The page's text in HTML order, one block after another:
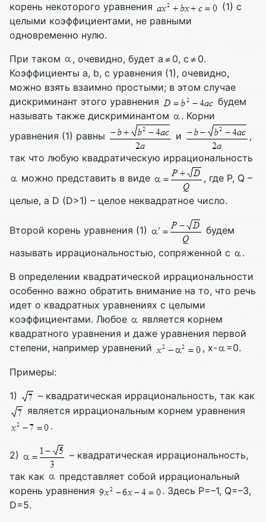
корень некоторого уравнения
(1) с
целыми коэффициентами, не равными
одновременно нулю.
При таком
, очевидно, будет a 0, c
0.
Коэффициенты a, b, c уравнения (1), очевидно,
можно взять взаимно простыми; в этом случае
дискриминант этого уравнения
будем
называть также дискриминантом
. Корни
уравнения (1) равны
и
,
так что любую квадратическую иррациональность
можно представить в виде
, где P, Q –
целые, а D (D>1) – целое неквадратное число.
Второй корень уравнения (1)
будем
называть иррациональностью, сопряженной с
.
В определении квадратической иррациональности
особенно важно обратить внимание на то, что речь
идет о квадратных уравнениях с целыми
коэффициентами. Любое
является корнем
квадратного уравнения и даже уравнения первой
степени, например уравнений
, x- =0.
Примеры:
1)
– квадратическая иррациональность, так как
является иррациональным корнем уравнения
.
2)
– квадратическая иррациональность,
так как
представляет собой иррациональный
корень уравнения
. Здесь P=–1, Q=–3,
D=5.